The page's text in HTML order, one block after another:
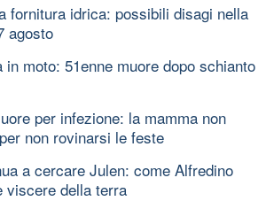
fornitura idrica: possibili disagi nella
agosto
in moto: 51enne muore dopo schianto
per infezione: la mamma non
non rovinarsi le feste
a cercare Julen: come Alfredino
viscere della terra